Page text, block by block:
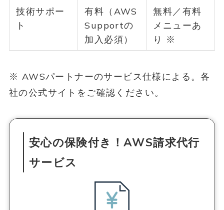
技術サポー
ト
有料（AWS
Supportの
加入必須）
無料／有料
メニューあ
り ※
※ AWSパートナーのサービス仕様による。各
社の公式サイトをご確認ください。
安心の保険付き！AWS請求代行
サービス